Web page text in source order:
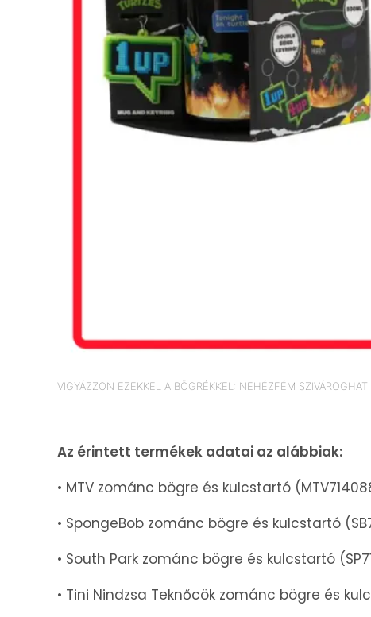
VIGYÁZZON EZEKKEL A BÖGRÉKKEL: NEHÉZFÉM SZIVÁROGHAT
Az érintett termékek adatai az alábbiak:
• MTV zománc bögre és kulcstartó
• SpongeBob zománc bögre és kulcstartó
• South Park zománc bögre és kulcstartó
• Tini Nindzsa Teknőcök zománc bögre és